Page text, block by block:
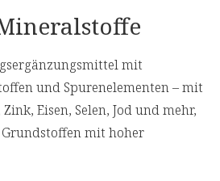
mit
und Spurenelementen – mit
Eisen, Selen, Jod und mehr,
mit hoher